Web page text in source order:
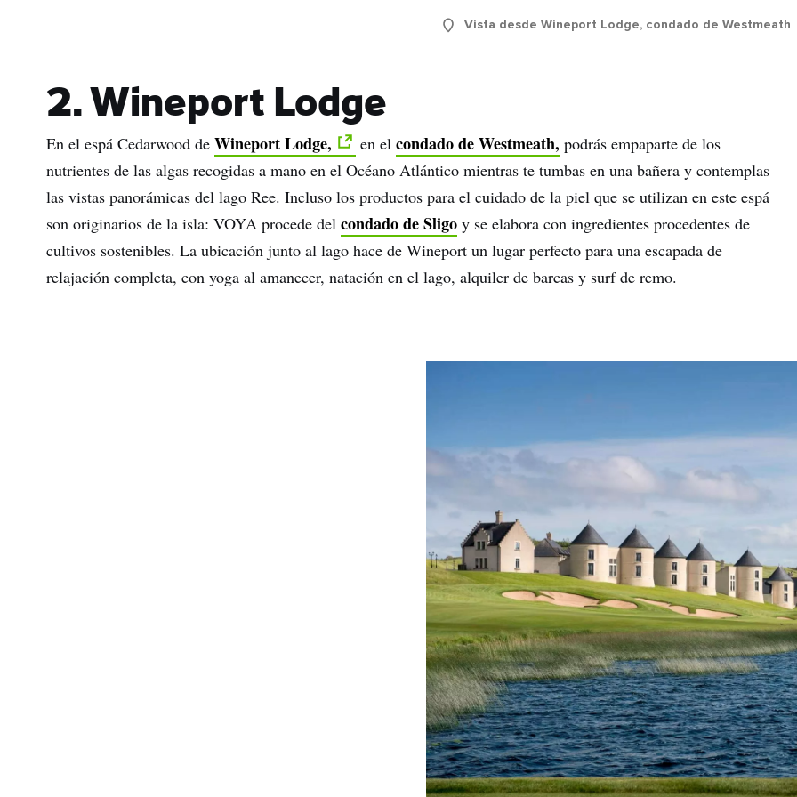
correo electrónico basado en mi uso del sitio web de Turismo de
Irlanda, emails y publicidad de Turismo de Irlanda en otros sitios
cookies y píxeles de seguimiento. Puede darse de baja en
electrónicos. Encontrará más información sobre "Cómo utilizamos
datos personales" en nuestra política de privacidad.
Vista desde Wineport Lodge, condado de Westmeath
2. Wineport Lodge
En el espá Cedarwood de Wineport Lodge, en el condado de Westmeath, podrás empaparte de los
nutrientes de las algas recogidas a mano en el Océano Atlántico mientras te tumbas en una bañera y contemplas
las vistas panorámicas del lago Ree. Incluso los productos para el cuidado de la piel que se utilizan en este espá
son originarios de la isla: VOYA procede del condado de Sligo y se elabora con ingredientes procedentes de
cultivos sostenibles. La ubicación junto al lago hace de Wineport un lugar perfecto para una escapada de
relajación completa, con yoga al amanecer, natación en el lago, alquiler de barcas y surf de remo.